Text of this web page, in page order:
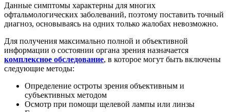
Данные симптомы характерны для многих
офтальмологических заболеваний, поэтому поставить точный
диагноз, основываясь на одних только жалобах невозможно.
Для получения максимально полной и объективной
информации о состоянии органа зрения назначается
комплексное обследование, в которое могут быть включены
следующие методы:
Определение остроты зрения объективным и
субъективных методом
Осмотр при помощи щелевой лампы или линзы